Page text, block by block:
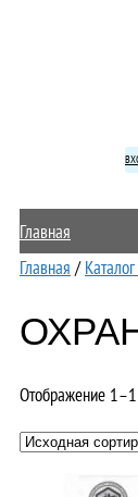
Главная
Главная /
Отображение